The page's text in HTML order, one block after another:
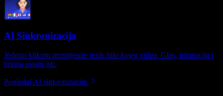
AI Sinkronizacija
Jednim klikom promijenite jezik bilo kojeg videa. Glas, intonacija i
brzina ostaju isti.
Pogledaj AI sinkronizaciju